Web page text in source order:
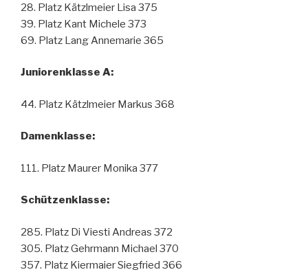
28. Platz Kätzlmeier Lisa 375
39. Platz Kant Michele 373
69. Platz Lang Annemarie 365
Juniorenklasse A:
44. Platz Kätzlmeier Markus 368
Damenklasse:
111. Platz Maurer Monika 377
Schützenklasse:
285. Platz Di Viesti Andreas 372
305. Platz Gehrmann Michael 370
357. Platz Kiermaier Siegfried 366